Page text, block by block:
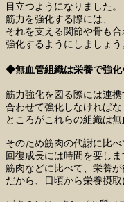
目立つようになりました。
筋力を強化する際には、
それを支える関節や骨も合
強化するようにしましょう
◆無血管組織は栄養で強
筋力強化を図る際には連
合わせて強化しなければな
ところがこれらの組織は無
そのため筋肉の代謝に比べ
回復成長には時間を要しま
筋肉などに比べて、栄養が
だから、日頃から栄養摂取